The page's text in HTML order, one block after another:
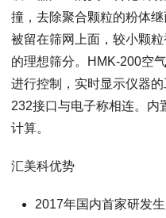
撞，去除聚合颗粒的粉体
被留在筛网上面，较小颗
的理想筛分。HMK-200空
进行控制，实时显示仪器
232接口与电子称相连。内
计算。
汇美科优势
2017年国内首家研发